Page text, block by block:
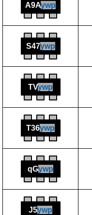
A9Aywp
S47ywp
TVywp
T36ywp
qGywp
J5ywp